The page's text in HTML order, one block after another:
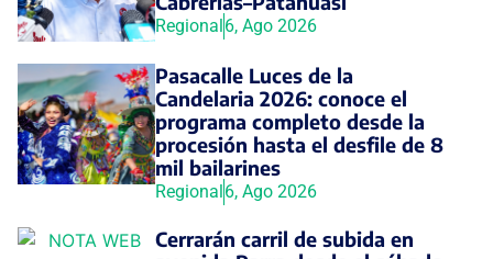
Regional6, Ago 2026
Pasacalle Luces de la
Candelaria 2026: conoce el
programa completo desde la
procesión hasta el desfile de 8
mil bailarines
Regional6, Ago 2026
Cerrarán carril de subida en